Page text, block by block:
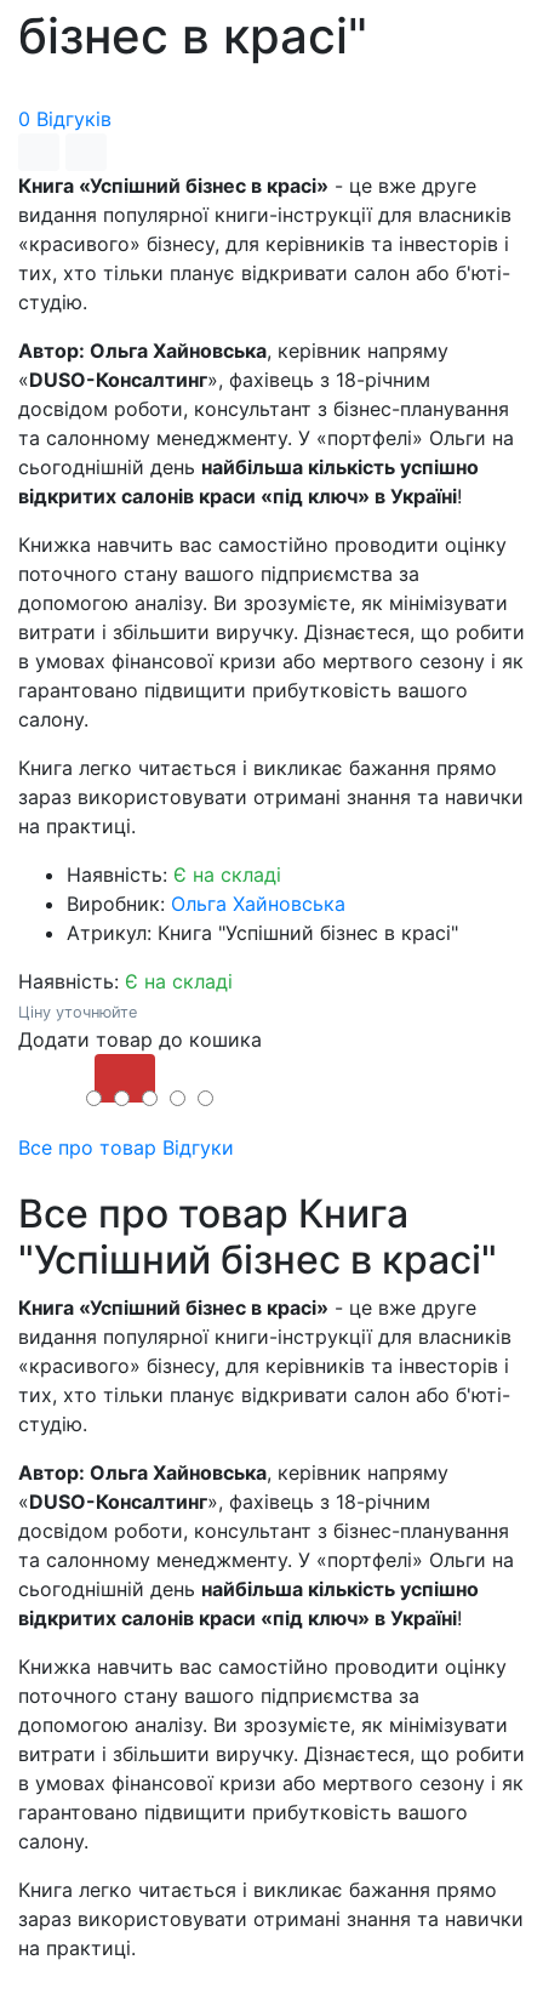
бізнес в красі"
0 Відгуків
Книга «Успішний бізнес в красі» - це вже друге
видання популярної книги-інструкції для власників
«красивого» бізнесу, для керівників та інвесторів і
тих, хто тільки планує відкривати салон або б'юті-
студію.
Автор: Ольга Хайновська, керівник напряму
«DUSO-Консалтинг», фахівець з 18-річним
досвідом роботи, консультант з бізнес-планування
та салонному менеджменту. У «портфелі» Ольги на
сьогоднішній день найбільша кількість успішно
відкритих салонів краси «під ключ» в Україні!
Книжка навчить вас самостійно проводити оцінку
поточного стану вашого підприємства за
допомогою аналізу. Ви зрозумієте, як мінімізувати
витрати і збільшити виручку. Дізнаєтеся, що робити
в умовах фінансової кризи або мертвого сезону і як
гарантовано підвищити прибутковість вашого
салону.
Книга легко читається і викликає бажання прямо
зараз використовувати отримані знання та навички
на практиці.
Наявність: Є на складі
Виробник: Ольга Хайновська
Атрикул: Книга "Успішний бізнес в красі"
Наявність: Є на складі
Ціну уточнюйте
Додати товар до кошика
Все про товар Відгуки
Все про товар Книга
"Успішний бізнес в красі"
Книга «Успішний бізнес в красі» - це вже друге
видання популярної книги-інструкції для власників
«красивого» бізнесу, для керівників та інвесторів і
тих, хто тільки планує відкривати салон або б'юті-
студію.
Автор: Ольга Хайновська, керівник напряму
«DUSO-Консалтинг», фахівець з 18-річним
досвідом роботи, консультант з бізнес-планування
та салонному менеджменту. У «портфелі» Ольги на
сьогоднішній день найбільша кількість успішно
відкритих салонів краси «під ключ» в Україні!
Книжка навчить вас самостійно проводити оцінку
поточного стану вашого підприємства за
допомогою аналізу. Ви зрозумієте, як мінімізувати
витрати і збільшити виручку. Дізнаєтеся, що робити
в умовах фінансової кризи або мертвого сезону і як
гарантовано підвищити прибутковість вашого
салону.
Книга легко читається і викликає бажання прямо
зараз використовувати отримані знання та навички
на практиці.